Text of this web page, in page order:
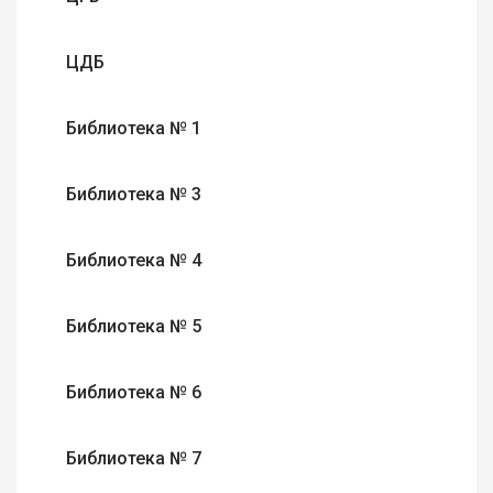
ЦДБ
Библиотека № 1
Библиотека № 3
Библиотека № 4
Библиотека № 5
Библиотека № 6
Библиотека № 7